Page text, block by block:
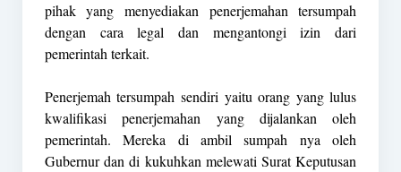
pihak yang menyediakan penerjemahan tersumpah
dengan cara legal dan mengantongi izin dari
pemerintah terkait.
Penerjemah tersumpah sendiri yaitu orang yang lulus
kwalifikasi penerjemahan yang dijalankan oleh
pemerintah. Mereka di ambil sumpah nya oleh
Gubernur dan di kukuhkan melewati Surat Keputusan